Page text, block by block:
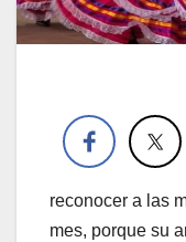
reconocer a las
mes, porque su